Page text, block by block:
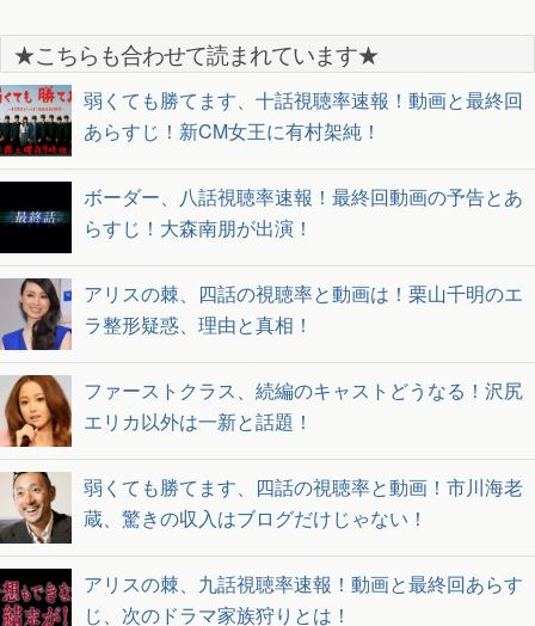
★こちらも合わせて読まれています★
弱くても勝てます、十話視聴率速報！動画と最終回
あらすじ！新CM女王に有村架純！
ボーダー、八話視聴率速報！最終回動画の予告とあ
らすじ！大森南朋が出演！
アリスの棘、四話の視聴率と動画は！栗山千明のエ
ラ整形疑惑、理由と真相！
ファーストクラス、続編のキャストどうなる！沢尻
エリカ以外は一新と話題！
弱くても勝てます、四話の視聴率と動画！市川海老
蔵、驚きの収入はブログだけじゃない！
アリスの棘、九話視聴率速報！動画と最終回あらす
じ、次のドラマ家族狩りとは！